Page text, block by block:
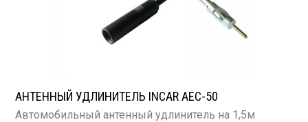
АНТЕННЫЙ УДЛИНИТЕЛЬ INCAR AEC-50
Автомобильный антенный удлинитель на 1,5м